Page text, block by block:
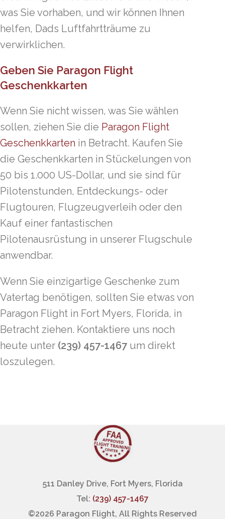
was Sie vorhaben, und wir können Ihnen
helfen, Dads Luftfahrtträume zu
verwirklichen.
Geben Sie Paragon Flight
Geschenkkarten
Wenn Sie nicht wissen, was Sie wählen
sollen, ziehen Sie die Paragon Flight
Geschenkkarten in Betracht. Kaufen Sie
die Geschenkkarten in Stückelungen von
50 bis 1.000 US-Dollar, und sie sind für
Pilotenstunden, Entdeckungs- oder
Flugtouren, Flugzeugverleih oder den
Kauf einer fantastischen
Pilotenausrüstung in unserer Flugschule
anwendbar.
Wenn Sie einzigartige Geschenke zum
Vatertag benötigen, sollten Sie etwas von
Paragon Flight in Fort Myers, Florida, in
Betracht ziehen. Kontaktiere uns noch
heute unter (239) 457-1467 um direkt
loszulegen.
511 Danley Drive, Fort Myers, Florida
Tel: (239) 457-1467
©2026 Paragon Flight, All Rights Reserved